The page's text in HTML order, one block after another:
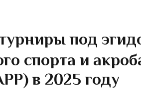
под
спорта и
в 2025 году